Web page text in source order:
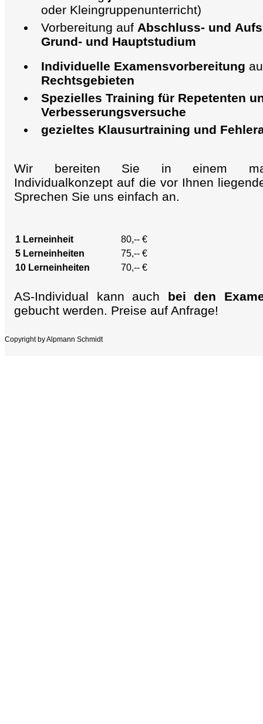
oder Kleingruppenunterricht)
Vorbereitung auf Abschluss- und
Grund- und Hauptstudium
Individuelle Examensvorbereitung
Rechtsgebieten
Spezielles Training für Repetenten
Verbesserungsversuche
gezieltes Klausurtraining und
Wir bereiten Sie in einem
Individualkonzept auf die vor Ihnen
Sprechen Sie uns einfach an.
1 Lerneinheit
80,-- €
5 Lerneinheiten
75,-- €
10 Lerneinheiten
70,-- €
AS-Individual kann auch bei den
gebucht werden. Preise auf Anfrage!
Copyright by Alpmann Schmidt